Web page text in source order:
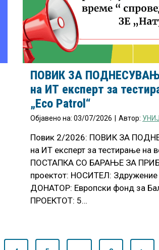
ПОВИК ЗА
на ИТ експерт за
„Eco Patrol“
Објавено на: 03/07/2026 Автор:
Повик 2/2026: ПОВИК ЗА
на ИТ експерт за тестирање на
ПОСТАПКА СО БАРАЊЕ ЗА
проектот: НОСИТЕЛ: Здружение
ДОНАТОР: Европски фонд за
ПРОЕКТОТ: 5…